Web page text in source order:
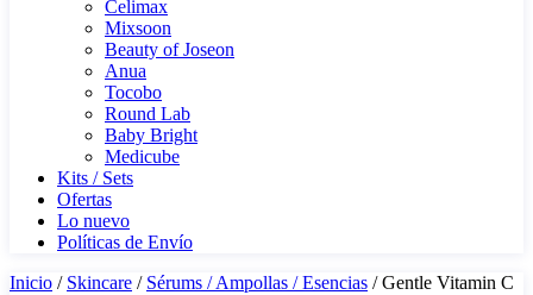
Celimax
Mixsoon
Beauty of Joseon
Anua
Tocobo
Round Lab
Baby Bright
Medicube
Kits / Sets
Ofertas
Lo nuevo
Políticas de Envío
Inicio / Skincare / Sérums / Ampollas / Esencias / Gentle Vitamin C